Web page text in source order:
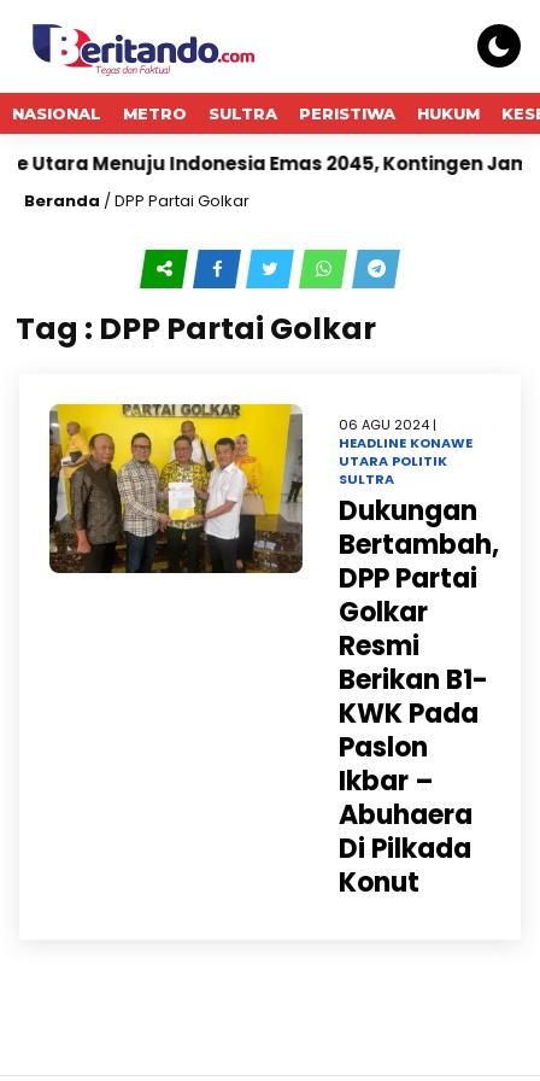
NASIONAL METRO SULTRA PERISTIWA HUKUM
Utara Menuju Indonesia Emas 2045, Kontingen
Beranda /DPP Partai Golkar
Tag : DPP Partai Golkar
06 AGU 2024 |
HEADLINE KONAWE
UTARA POLITIK
SULTRA
Dukungan
Bertambah,
DPP Partai
Golkar
Resmi
Berikan B1-
KWK Pada
Paslon
Ikbar –
Abuhaera
Di Pilkada
Konut